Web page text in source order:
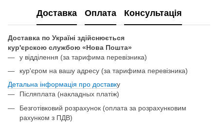
Доставка Оплата Консультація
Доставка по Україні здійснюється
кур'єрскою службою «Нова Пошта»
у відділення (за тарифима перевізника)
кур'єром на вашу адресу (за тарифима перевізника)
Детальна інформація про доставку
Післяплата (накладных платіж)
Безготівковий розрахунок (оплата за розрахунковим
рахунком з ПДВ)